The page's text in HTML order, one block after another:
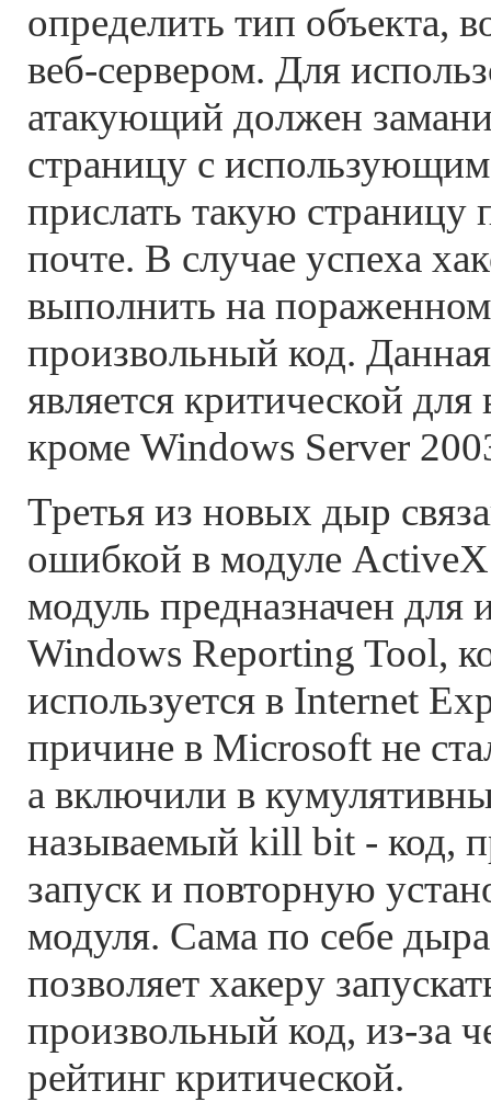
определить тип объекта,
веб-сервером. Для
атакующий должен
страницу с
прислать такую страницу
почте. В случае успеха
выполнить на
произвольный код.
является критической
кроме Windows Server
Третья из новых дыр
ошибкой в модуле
модуль предназначен для
Windows Reporting Tool,
используется в Internet
причине в Microsoft не
а включили в
называемый kill bit - код,
запуск и повторную
модуля. Сама по себе
позволяет хакеру
произвольный код, из-за
рейтинг критической.